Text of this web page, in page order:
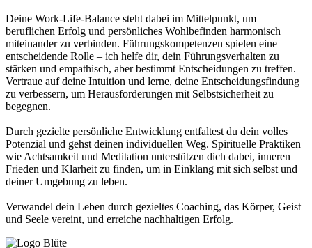
Deine Work-Life-Balance steht dabei im Mittelpunkt, um
beruflichen Erfolg und persönliches Wohlbefinden harmonisch
miteinander zu verbinden. Führungskompetenzen spielen eine
entscheidende Rolle – ich helfe dir, dein Führungsverhalten zu
stärken und empathisch, aber bestimmt Entscheidungen zu treffen.
Vertraue auf deine Intuition und lerne, deine Entscheidungsfindung
zu verbessern, um Herausforderungen mit Selbstsicherheit zu
begegnen.
Durch gezielte persönliche Entwicklung entfaltest du dein volles
Potenzial und gehst deinen individuellen Weg. Spirituelle Praktiken
wie Achtsamkeit und Meditation unterstützen dich dabei, inneren
Frieden und Klarheit zu finden, um in Einklang mit sich selbst und
deiner Umgebung zu leben.
Verwandel dein Leben durch gezieltes Coaching, das Körper, Geist
und Seele vereint, und erreiche nachhaltigen Erfolg.